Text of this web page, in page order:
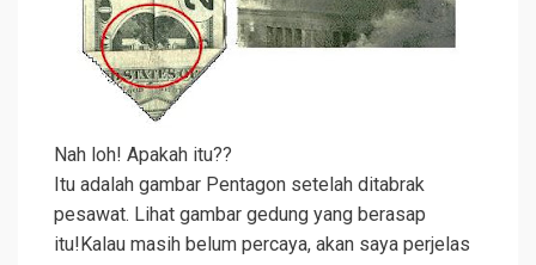
Nah loh! Apakah itu??
Itu adalah gambar Pentagon setelah ditabrak
pesawat. Lihat gambar gedung yang berasap
itu!Kalau masih belum percaya, akan saya perjelas